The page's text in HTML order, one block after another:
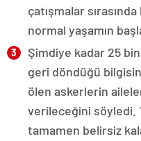
çatışmalar
normal yaşamın
Şimdiye kadar 25
geri döndüğü
ölen askerlerin
verileceğini söyledi.
tamamen belirsiz